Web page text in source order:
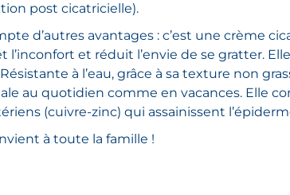
post cicatricielle).
d’autres avantages : c’est une crème
l’inconfort et réduit l’envie de se gratter.
à l’eau, grâce à sa texture non
au quotidien comme en vacances. Elle
(cuivre-zinc) qui assainissent
à toute la famille !